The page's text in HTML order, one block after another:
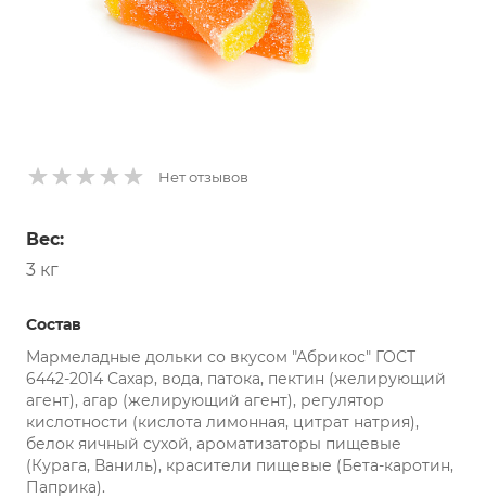
Нет отзывов
Вес:
3 кг
Состав
Мармеладные дольки со вкусом "Абрикос" ГОСТ
6442-2014 Сахар, вода, патока, пектин (желирующий
агент), агар (желирующий агент), регулятор
кислотности (кислота лимонная, цитрат натрия),
белок яичный сухой, ароматизаторы пищевые
(Курага, Ваниль), красители пищевые (Бета-каротин,
Паприка).